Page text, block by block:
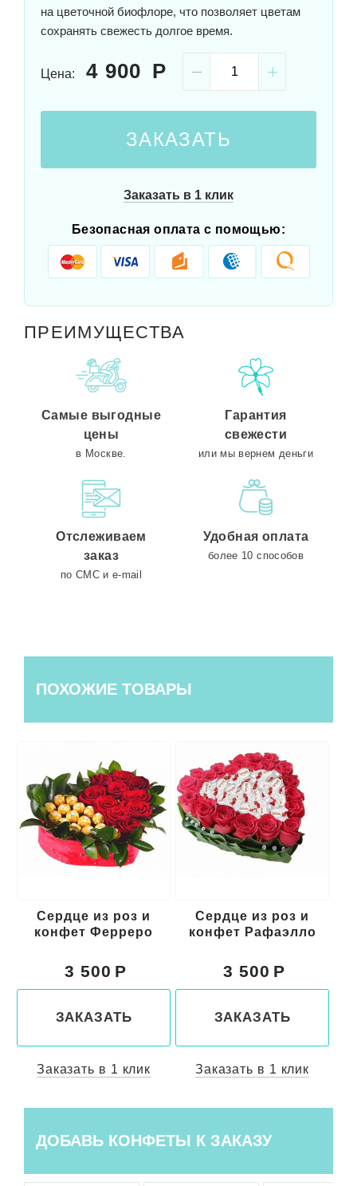
на цветочной биофлоре, что позволяет цветам
сохранять свежесть долгое время.
Цена: 4 900
ЗАКАЗАТЬ
Заказать в 1 клик
Безопасная оплата с помощью:
ПРЕИМУЩЕСТВА
Самые выгодные
цены
в Москве.
Гарантия
свежести
или мы вернем деньги
Отслеживаем
заказ
по СМС и e-mail
Удобная оплата
более 10 способов
ПОХОЖИЕ ТОВАРЫ
Сердце из роз и
конфет Рафаэлло
3 500
ЗАКАЗАТЬ
Заказать в 1 клик
Сладкое сердце из
роз и клубники
5 500
ЗАКАЗАТЬ
Заказать в 1 клик
ДОБАВЬ КОНФЕТЫ К ЗАКАЗУ